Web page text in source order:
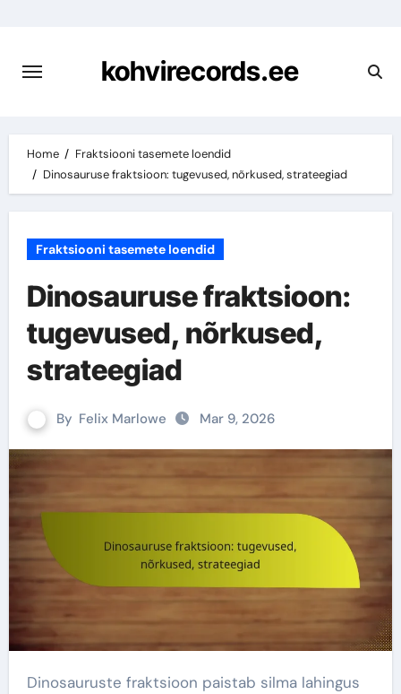
content
kohvirecords.ee
Home
Fraktsiooni tasemete loendid
Dinosauruse fraktsioon: tugevused, nõrkused, strateegiad
Fraktsiooni tasemete loendid
Dinosauruse fraktsioon:
tugevused, nõrkused,
strateegiad
By Felix Marlowe Mar 9, 2026
Dinosauruste fraktsioon paistab silma lahingus